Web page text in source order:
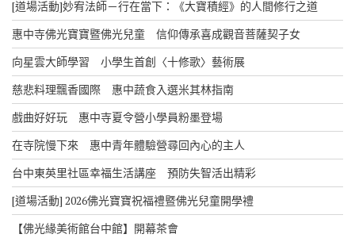
[道場活動]妙宥法師－行在當下：《大寶積經》的人間修行之道
惠中寺佛光寶寶暨佛光兒童 信仰傳承喜成觀音菩薩契子女
向星雲大師學習 小學生首創〈十修歌〉藝術展
慈悲料理飄香國際 惠中蔬食入選米其林指南
戲曲好好玩 惠中寺夏令營小學員粉墨登場
在寺院慢下來 惠中青年體驗營尋回內心的主人
台中東英里社區幸福生活講座 預防失智活出精彩
[道場活動] 2026佛光寶寶祝福禮暨佛光兒童開學禮
【佛光緣美術館台中館】開幕茶會